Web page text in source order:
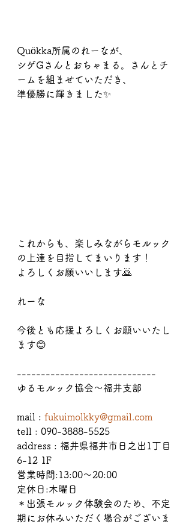
Quökka所属のれーなが、
シゲGさんとおちゃまる。さんとチ
ームを組ませていただき、
準優勝に輝きました✨
これからも、楽しみながらモルック
の上達を目指してまいります！
よろしくお願いいします🙇
れーな
今後とも応援よろしくお願いいたし
ます😊
-----------------------------
ゆるモルック協会〜福井支部
mail : fukuimolkky@gmail.com
tell : 090-3888-5525
address : 福井県福井市日之出1丁目
6-12 1F
営業時間:13:00〜20:00
定休日:木曜日
＊出張モルック体験会のため、不定
期にお休みいただく場合がございま